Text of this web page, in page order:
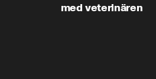
med veterinären